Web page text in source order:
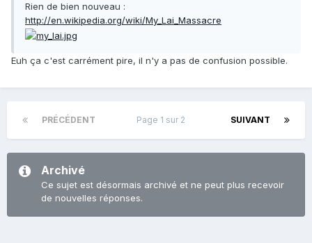
Rien de bien nouveau :
http://en.wikipedia.org/wiki/My_Lai_Massacre
Euh ça c'est carrément pire, il n'y a pas de confusion possible.
PRÉCÉDENT SUIVANT
Page 1 sur 2
Archivé
Ce sujet est désormais archivé et ne peut plus recevoir
de nouvelles réponses.